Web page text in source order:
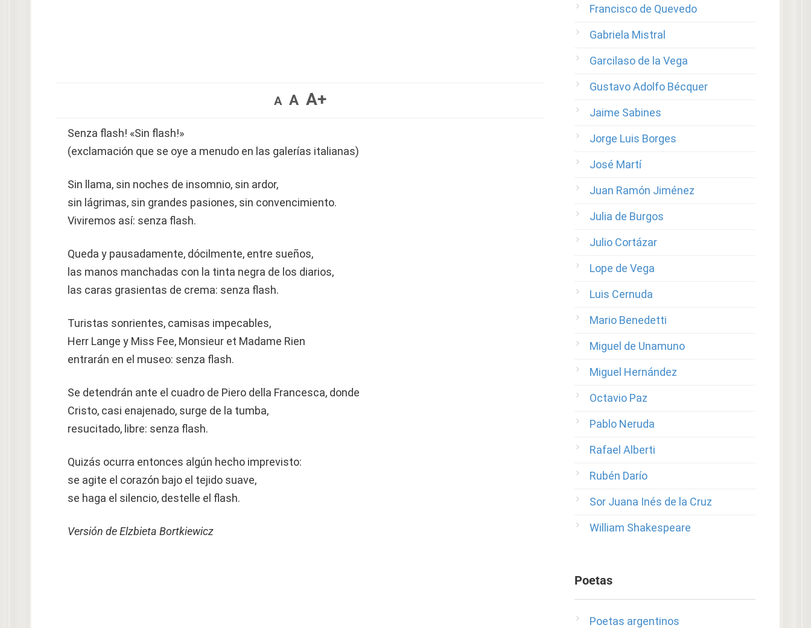
A A A+
Senza flash! «Sin flash!»
(exclamación que se oye a menudo en las galerías italianas)
Sin llama, sin noches de insomnio, sin ardor,
sin lágrimas, sin grandes pasiones, sin convencimiento.
Viviremos así: senza flash.
Queda y pausadamente, dócilmente, entre sueños,
las manos manchadas con la tinta negra de los diarios,
las caras grasientas de crema: senza flash.
Turistas sonrientes, camisas impecables,
Herr Lange y Miss Fee, Monsieur et Madame Rien
entrarán en el museo: senza flash.
Se detendrán ante el cuadro de Piero della Francesca, donde
Cristo, casi enajenado, surge de la tumba,
resucitado, libre: senza flash.
Quizás ocurra entonces algún hecho imprevisto:
se agite el corazón bajo el tejido suave,
se haga el silencio, destelle el flash.
Versión de Elzbieta Bortkiewicz
Francisco de Quevedo
Gabriela Mistral
Garcilaso de la Vega
Gustavo Adolfo Bécquer
Jaime Sabines
Jorge Luis Borges
José Martí
Juan Ramón Jiménez
Julia de Burgos
Julio Cortázar
Lope de Vega
Luis Cernuda
Mario Benedetti
Miguel de Unamuno
Miguel Hernández
Octavio Paz
Pablo Neruda
Rafael Alberti
Rubén Darío
Sor Juana Inés de la Cruz
William Shakespeare
Poetas
Poetas argentinos